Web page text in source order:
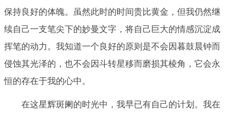
保持良好的体魄。虽然此时的时间贵比黄金，但我仍然继
续自己一支笔尖下的妙曼文字，将自己巨大的情感沉淀成
挥笔的动力。我知道一个良好的原则是不会因暮鼓晨钟而
侵蚀其光泽的，也不会因斗转星移而磨损其棱角，它会永
恒的存在于我的心中。
在这星辉斑阑的时光中，我早已有自己的计划。我在